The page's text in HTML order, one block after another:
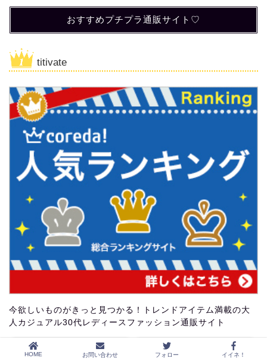
おすすめプチプラ通販サイト♡
titivate
今欲しいものがきっと見つかる！トレンドアイテム満載の大
人カジュアル30代レディースファッション通販サイト
詳細ページ
HOME お問い合わせ フォロー イイネ！